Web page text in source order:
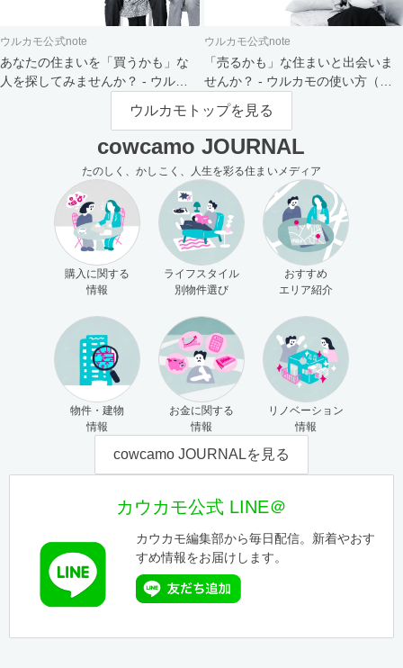
ウルカモ公式note
あなたの住まいを「買うかも」な
人を探してみませんか？ - ウルカ
ウルカモ公式note
「売るかも」な住まいと出会いま
せんか？ - ウルカモの使い方（買
主さま向け）
ウルカモトップを見る
cowcamo JOURNAL
たのしく、かしこく、人生を彩る住まいメディア
購入に関する
情報
ライフスタイル
別物件選び
おすすめ
エリア紹介
物件・建物
情報
お金に関する
情報
リノベーション
情報
cowcamo JOURNALを見る
カウカモ公式 LINE＠
カウカモ編集部から毎日配信。新着やおす
すめ情報をお届けします。